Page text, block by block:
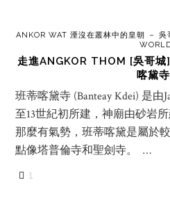
ANKOR WAT 湮沒在叢林中的皇朝 － 吳
走進ANGKOR THOM [吳哥
喀黛
班蒂喀黛寺 (Banteay Kdei) 是由
至13世紀初所建，神廟由砂岩
那麼有氣勢，班蒂喀黛是屬於
點像塔普倫寺和聖劍寺。 …
1